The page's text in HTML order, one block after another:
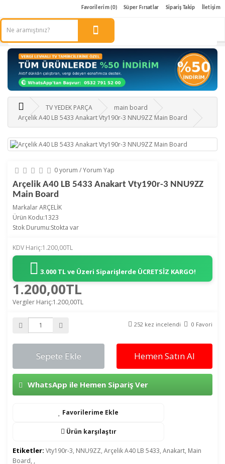
Favorilerim (0) Süper Fırsatlar Sipariş Takip İletişim
TV YEDEK PARÇA
main board
Arçelik A40 LB 5433 Anakart Vty190r-3 NNU9ZZ Main Board
0 yorum /Yorum Yap
Arçelik A40 LB 5433 Anakart Vty190r-3 NNU9ZZ
Main Board
MarkalarARÇELİK
Ürün Kodu:1323
Stok Durumu:Stokta var
KDV Hariç:1.200,00TL
3.000 TL ve Üzeri Siparişlerde ÜCRETSİZ KARGO!
1.200,00TL
Vergiler Hariç:1.200,00TL
252 kez incelendi 0 Favori
Sepete Ekle Hemen Satın Al
WhatsApp ile Hemen Sipariş Ver
Favorilerime Ekle
Ürün karşılaştır
Etiketler: Vty190r-3, NNU9ZZ, Arçelik A40 LB 5433, Anakart, Main
Board, ,